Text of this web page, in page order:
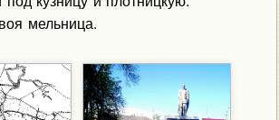
мельница.